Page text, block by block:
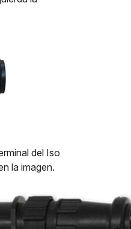
del Iso
la imagen.